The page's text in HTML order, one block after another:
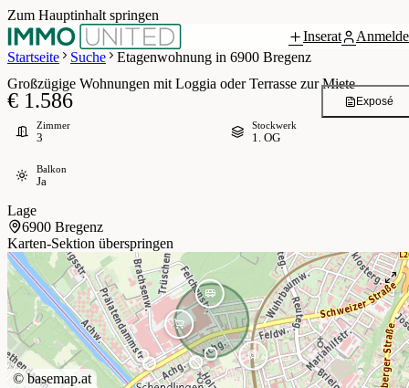
Zum Hauptinhalt springen
Inserat
Startseite
Suche Etagenwohnung in 6900 Bregenz
/ 25Grundriss
Großzügige Wohnungen mit Loggia oder Terrasse zur Miete
€ 1.586 Exposé
Zimmer
3
Stockwerk
1. OG
Balkon
Ja
Lage
6900 Bregenz
Karten-Sektion überspringen
©basemap.at